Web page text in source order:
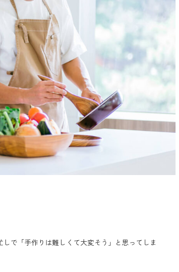
で「手作りは難しくて大変そう」と思ってしま